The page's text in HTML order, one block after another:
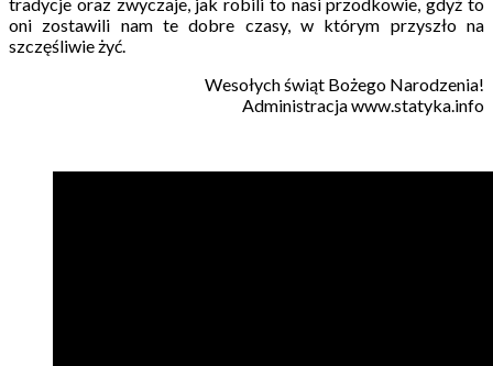
oni zostawili nam te dobre czasy, w którym przyszło na
szczęśliwie żyć.
Wesołych świąt Bożego Narodzenia!
Administracja www.statyka.info